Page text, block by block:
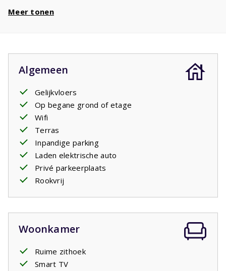
ideaal.
Meer tonen
Algemeen
Gelijkvloers
Op begane grond of etage
Wifi
Terras
Inpandige parking
Laden elektrische auto
Privé parkeerplaats
Rookvrij
Woonkamer
Ruime zithoek
Smart TV